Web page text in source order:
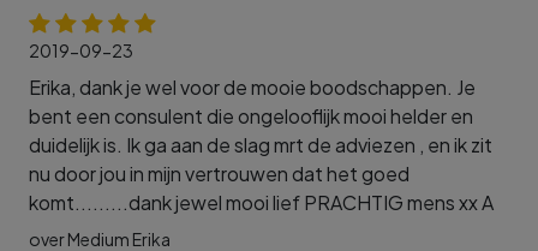
2019-09-23
Erika, dank je wel voor de mooie boodschappen. Je
bent een consulent die ongelooflijk mooi helder en
duidelijk is. Ik ga aan de slag mrt de adviezen , en ik zit
nu door jou in mijn vertrouwen dat het goed
komt.........dank jewel mooi lief PRACHTIG mens xx A
over Medium Erika